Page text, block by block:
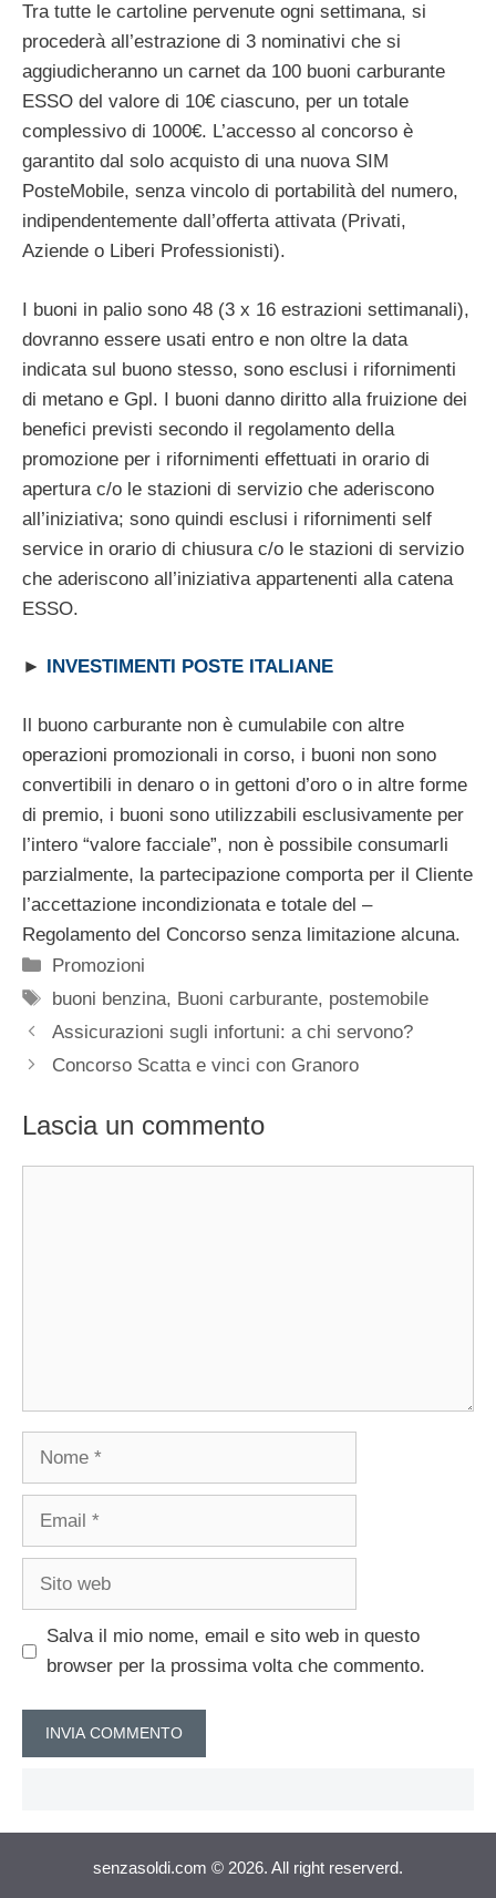
Tra tutte le cartoline pervenute ogni settimana, si
procederà all’estrazione di 3 nominativi che si
aggiudicheranno un carnet da 100 buoni carburante
ESSO del valore di 10€ ciascuno, per un totale
complessivo di 1000€. L’accesso al concorso è
garantito dal solo acquisto di una nuova SIM
PosteMobile, senza vincolo di portabilità del numero,
indipendentemente dall’offerta attivata (Privati,
Aziende o Liberi Professionisti).
I buoni in palio sono 48 (3 x 16 estrazioni settimanali),
dovranno essere usati entro e non oltre la data
indicata sul buono stesso, sono esclusi i rifornimenti
di metano e Gpl. I buoni danno diritto alla fruizione dei
benefici previsti secondo il regolamento della
promozione per i rifornimenti effettuati in orario di
apertura c/o le stazioni di servizio che aderiscono
all’iniziativa; sono quindi esclusi i rifornimenti self
service in orario di chiusura c/o le stazioni di servizio
che aderiscono all’iniziativa appartenenti alla catena
ESSO.
► INVESTIMENTI POSTE ITALIANE
Il buono carburante non è cumulabile con altre
operazioni promozionali in corso, i buoni non sono
convertibili in denaro o in gettoni d’oro o in altre forme
di premio, i buoni sono utilizzabili esclusivamente per
l’intero “valore facciale”, non è possibile consumarli
parzialmente, la partecipazione comporta per il Cliente
l’accettazione incondizionata e totale del –
Regolamento del Concorso senza limitazione alcuna.
Categorie
Promozioni
Tag
buoni benzina, Buoni carburante, postemobile
Assicurazioni sugli infortuni: a chi servono?
Concorso Scatta e vinci con Granoro
Lascia un commento
Nome
Email
Sito
Salva il mio nome, email e sito web in questo
browser per la prossima volta che commento.
senzasoldi.com © 2026. All right reserverd.